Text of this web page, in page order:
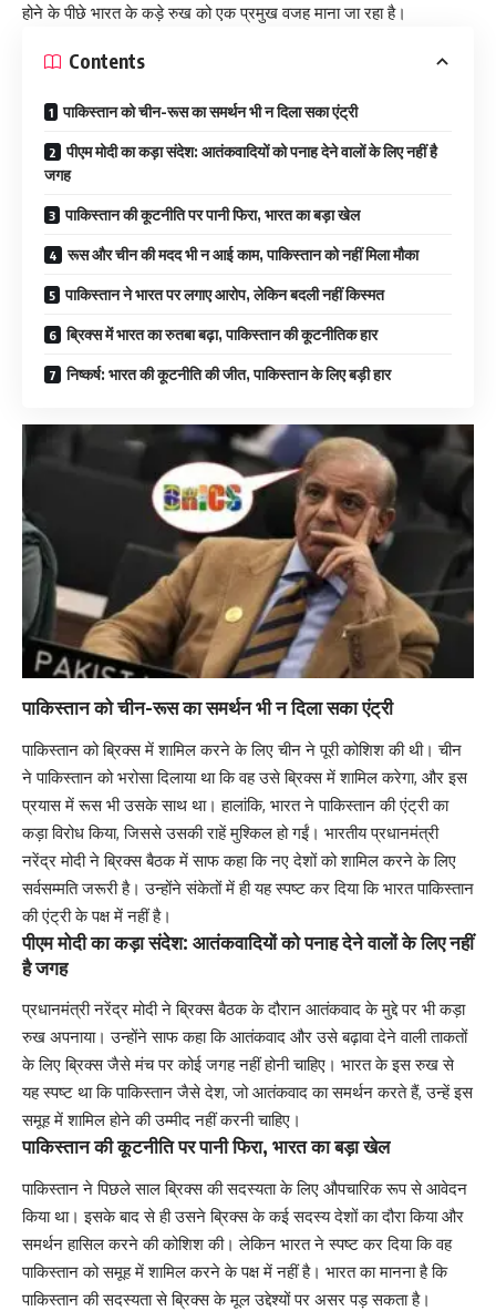
होने के पीछे भारत के कड़े रुख को एक प्रमुख वजह माना जा रहा है।
Contents
पाकिस्तान को चीन-रूस का समर्थन भी न दिला सका एंट्री
पीएम मोदी का कड़ा संदेश: आतंकवादियों को पनाह देने वालों के लिए नहीं है
जगह
पाकिस्तान की कूटनीति पर पानी फिरा, भारत का बड़ा खेल
रूस और चीन की मदद भी न आई काम, पाकिस्तान को नहीं मिला मौका
पाकिस्तान ने भारत पर लगाए आरोप, लेकिन बदली नहीं किस्मत
ब्रिक्स में भारत का रुतबा बढ़ा, पाकिस्तान की कूटनीतिक हार
निष्कर्ष: भारत की कूटनीति की जीत, पाकिस्तान के लिए बड़ी हार
पाकिस्तान को चीन-रूस का समर्थन भी न दिला सका एंट्री
पाकिस्तान को ब्रिक्स में शामिल करने के लिए चीन ने पूरी कोशिश की थी। चीन
ने पाकिस्तान को भरोसा दिलाया था कि वह उसे ब्रिक्स में शामिल करेगा, और इस
प्रयास में रूस भी उसके साथ था। हालांकि, भारत ने पाकिस्तान की एंट्री का
कड़ा विरोध किया, जिससे उसकी राहें मुश्किल हो गईं। भारतीय प्रधानमंत्री
नरेंद्र मोदी ने ब्रिक्स बैठक में साफ कहा कि नए देशों को शामिल करने के लिए
सर्वसम्मति जरूरी है। उन्होंने संकेतों में ही यह स्पष्ट कर दिया कि भारत पाकिस्तान
की एंट्री के पक्ष में नहीं है।
पीएम मोदी का कड़ा संदेश: आतंकवादियों को पनाह देने वालों के लिए नहीं
है जगह
प्रधानमंत्री नरेंद्र मोदी ने ब्रिक्स बैठक के दौरान आतंकवाद के मुद्दे पर भी कड़ा
रुख अपनाया। उन्होंने साफ कहा कि आतंकवाद और उसे बढ़ावा देने वाली ताकतों
के लिए ब्रिक्स जैसे मंच पर कोई जगह नहीं होनी चाहिए। भारत के इस रुख से
यह स्पष्ट था कि पाकिस्तान जैसे देश, जो आतंकवाद का समर्थन करते हैं, उन्हें इस
समूह में शामिल होने की उम्मीद नहीं करनी चाहिए।
पाकिस्तान की कूटनीति पर पानी फिरा, भारत का बड़ा खेल
पाकिस्तान ने पिछले साल ब्रिक्स की सदस्यता के लिए औपचारिक रूप से आवेदन
किया था। इसके बाद से ही उसने ब्रिक्स के कई सदस्य देशों का दौरा किया और
समर्थन हासिल करने की कोशिश की। लेकिन भारत ने स्पष्ट कर दिया कि वह
पाकिस्तान को समूह में शामिल करने के पक्ष में नहीं है। भारत का मानना है कि
पाकिस्तान की सदस्यता से ब्रिक्स के मूल उद्देश्यों पर असर पड़ सकता है।